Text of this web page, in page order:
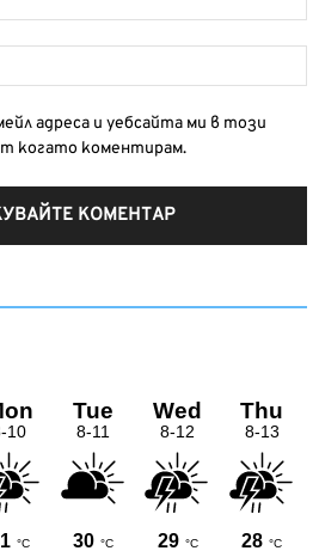
адреса и уебсайта ми в този
когато коментирам.